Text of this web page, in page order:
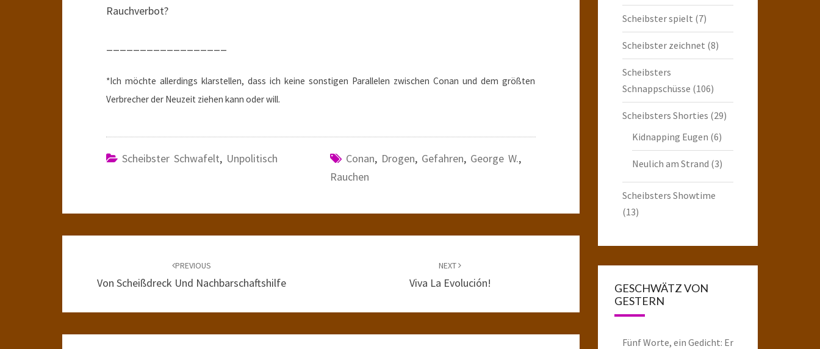
Rauchverbot?
*Ich möchte allerdings klarstellen, dass ich keine sonstigen Parallelen zwischen Conan und dem größten
Verbrecher der Neuzeit ziehen kann oder will.
Scheibster Schwafelt, Unpolitisch Conan, Drogen, Gefahren, George W.,
Rauchen
PREVIOUS
Von Scheißdreck Und Nachbarschaftshilfe
NEXT
Viva La Evolución!
Scheibster spielt (7)
Scheibster zeichnet (8)
Scheibsters
Schnappschüsse (106)
Scheibsters Shorties (29)
Kidnapping Eugen (6)
Neulich am Strand (3)
Scheibsters Showtime
(13)
GESCHWÄTZ VON
GESTERN
Fünf Worte, ein Gedicht: Er